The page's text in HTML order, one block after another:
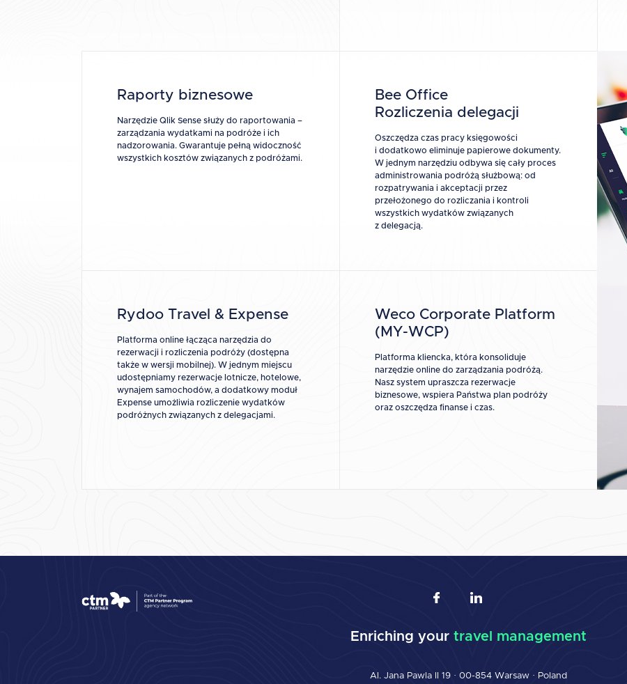
Raporty biznesowe
Narzędzie Qlik Sense służy do raportowania –
zarządzania wydatkami na podróże i ich
nadzorowania. Gwarantuje pełną widoczność
wszystkich kosztów związanych z podróżami.
Bee Office
Rozliczenia delegacji
Oszczędza czas pracy księgowości
i dodatkowo eliminuje papierowe dokumenty.
W jednym narzędziu odbywa się cały proces
administrowania podróżą służbową: od
rozpatrywania i akceptacji przez
przełożonego do rozliczania i kontroli
wszystkich wydatków związanych
z delegacją.
Rydoo Travel & Expense
Platforma online łącząca narzędzia do
rezerwacji i rozliczenia podróży (dostępna
także w wersji mobilnej). W jednym miejscu
udostępniamy rezerwacje lotnicze, hotelowe,
wynajem samochodów, a dodatkowy moduł
Expense umożliwia rozliczenie wydatków
podróżnych związanych z delegacjami.
Weco Corporate Platform
(MY-WCP)
Platforma kliencka, która konsoliduje
narzędzie online do zarządzania podróżą.
Nasz system upraszcza rezerwacje
biznesowe, wspiera Państwa plan podróży
oraz oszczędza finanse i czas.
Enriching your travel management
Al. Jana Pawla II 19 · 00-854 Warsaw · Poland